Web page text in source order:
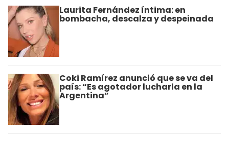
Laurita Fernández íntima: en
bombacha, descalza y despeinada
Coki Ramírez anunció que se va del
país: “Es agotador lucharla en la
Argentina”